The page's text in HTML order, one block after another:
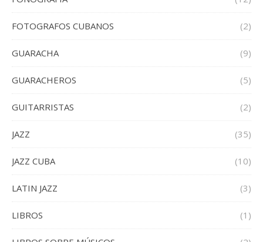
FOTOGRAFOS CUBANOS (2)
GUARACHA (9)
GUARACHEROS (5)
GUITARRISTAS (2)
JAZZ (35)
JAZZ CUBA (10)
LATIN JAZZ (3)
LIBROS (1)